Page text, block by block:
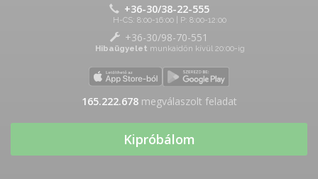
+36-30/38-22-555
H-CS: 8:00-16:00 | P: 8:00-12:00
+36-30/98-70-551
Hibaügyelet munkaidőn kívül 20:00-ig
165.222.678megválaszolt feladat
Kipróbálom